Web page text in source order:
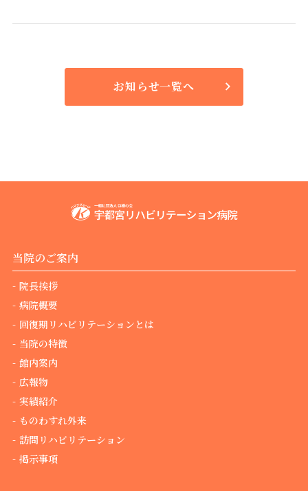
お知らせ一覧へ
当院のご案内
院長挨拶
病院概要
回復期リハビリテーションとは
当院の特徴
館内案内
広報物
実績紹介
ものわすれ外来
訪問リハビリテーション
掲示事項